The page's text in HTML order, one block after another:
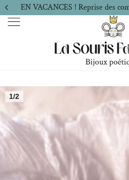
EN VACANCES ! Reprise des
1/2